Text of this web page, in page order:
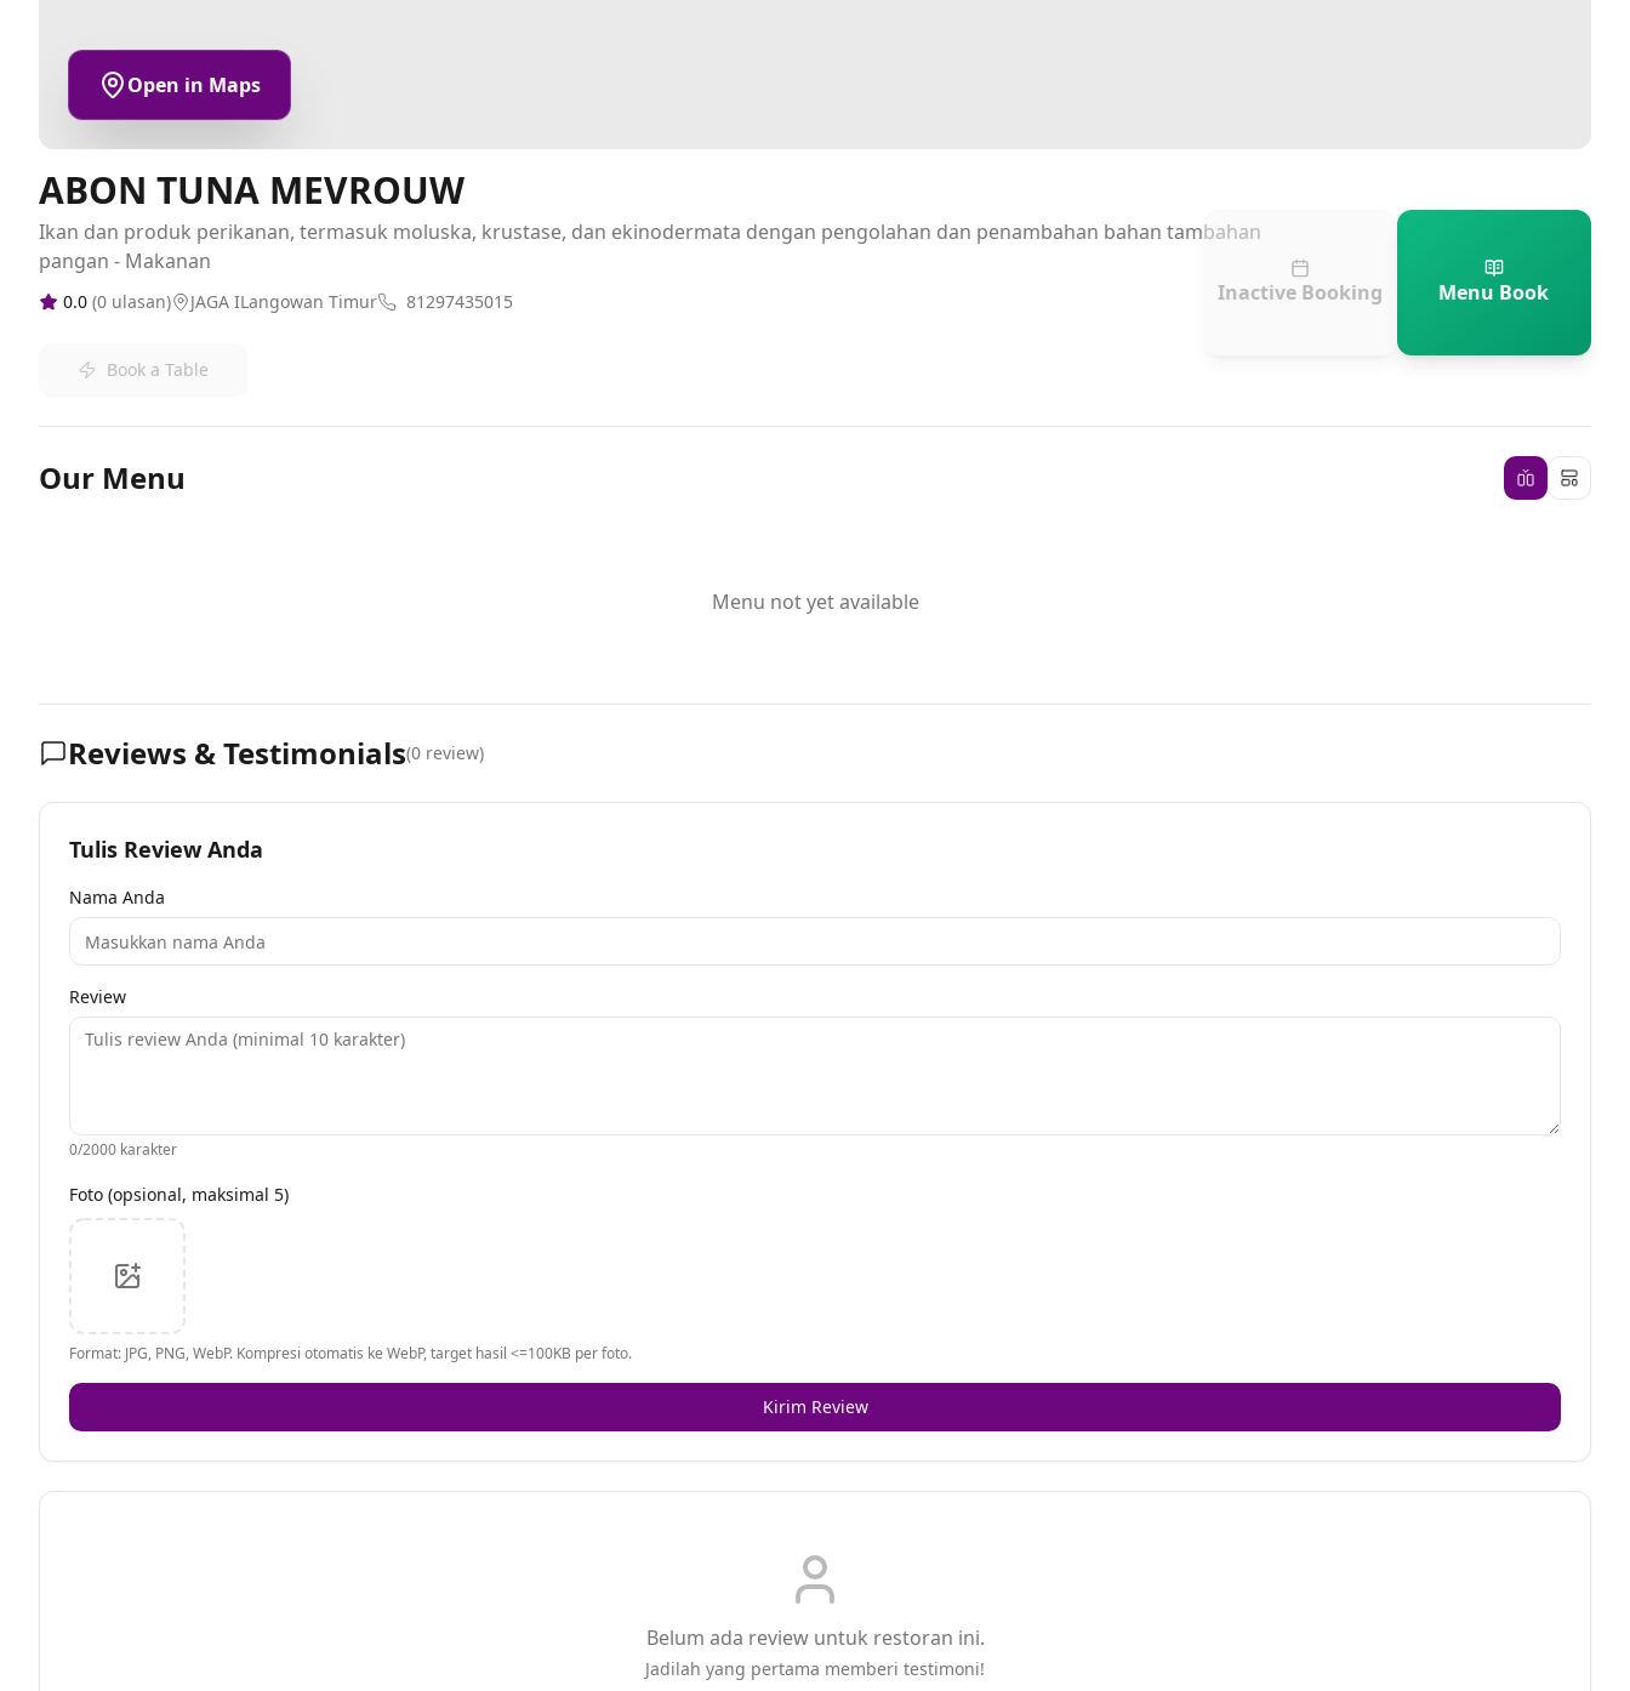
Open in Maps
ABON TUNA MEVROUW
Ikan dan produk perikanan, termasuk moluska, krustase, dan ekinodermata dengan pengolahan dan penambahan bahan tambahan
pangan - Makanan
0.0 (0 ulasan) JAGA ILangowan Timur 81297435015
Book a Table
Inactive Booking Menu Book
Our Menu
Menu not yet available
Reviews & Testimonials(0 review)
Tulis Review Anda
Nama Anda
Review
0/2000 karakter
Foto (opsional, maksimal 5)
Format: JPG, PNG, WebP. Kompresi otomatis ke WebP, target hasil <=100KB per foto.
Kirim Review
Belum ada review untuk restoran ini.
Jadilah yang pertama memberi testimoni!